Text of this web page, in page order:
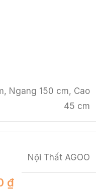
Ngang 150 cm, Cao
45 cm
Nội Thất AGOO
₫